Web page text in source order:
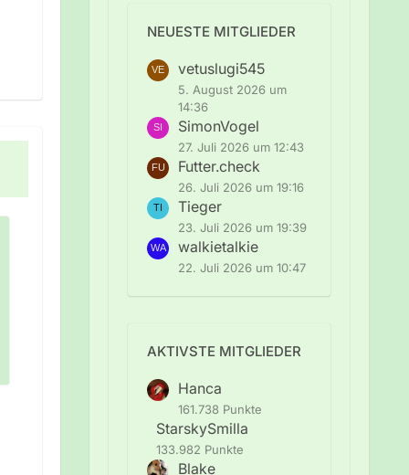
NEUESTE MITGLIEDER
vetuslugi545
5. August 2026 um
14:36
SimonVogel
27. Juli 2026 um 12:43
Futter.check
26. Juli 2026 um 19:16
Tieger
23. Juli 2026 um 19:39
walkietalkie
22. Juli 2026 um 10:47
AKTIVSTE MITGLIEDER
Hanca
161.738 Punkte
StarskySmilla
133.982 Punkte
Blake